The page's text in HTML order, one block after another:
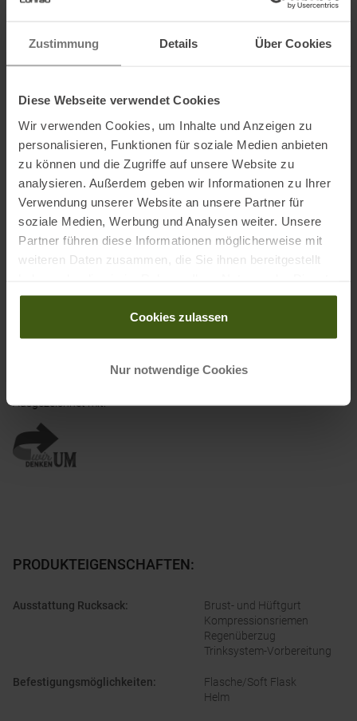
Zustimmung Details Über Cookies
Diese Webseite verwendet Cookies
Wir verwenden Cookies, um Inhalte und Anzeigen zu
personalisieren, Funktionen für soziale Medien anbieten
zu können und die Zugriffe auf unsere Website zu
analysieren. Außerdem geben wir Informationen zu Ihrer
Verwendung unserer Website an unsere Partner für
soziale Medien, Werbung und Analysen weiter. Unsere
Partner führen diese Informationen möglicherweise mit
weiteren Daten zusammen, die Sie ihnen bereitgestellt
gesammelt haben.
Cookies zulassen
Nur notwendige Cookies
bluesign®-ZERTIFIZIERTES, 100 % recyceltes Nylon (70 den); PFAS-
PFAS-freie DWR-Imprägnierung
Informationen zu EU Verordnung GPSR
Name des Herstellers:Osprey Europe Ltd
Postanschrift des Herstellers:Talon House, Aston Way, Poole,
BH12 4FE, Großbritannien
Elektronische Adresse des Herstellers: cs-
Name des Einführers:Osprey Europe B.V.
Postanschrift des Einführers:Herikerbergweg 238, 1101 CM
Amsterdam, Niederlande
Ausgezeichnet mit:
PRODUKTEIGENSCHAFTEN:
Ausstattung Rucksack:
Brust- und Hüftgurt
Kompressionsriemen
Regenüberzug
Trinksystem-Vorbereitung
Befestigungsmöglichkeiten:
Flasche/Soft Flask
Helm